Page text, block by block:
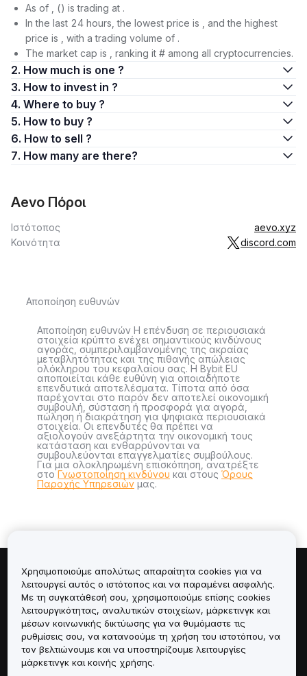
As of , () is trading at .
In the last 24 hours, the lowest price is , and the highest
price is , with a trading volume of .
The market cap is , ranking it # among all cryptocurrencies.
2. How much is one ?
3. How to invest in ?
4. Where to buy ?
5. How to buy ?
6. How to sell ?
7. How many are there?
Aevo Πόροι
Ιστότοπος
aevo.xyz
Κοινότητα
discord.com
Αποποίηση ευθυνών
Αποποίηση ευθυνών Η επένδυση σε περιουσιακά
στοιχεία κρύπτο ενέχει σημαντικούς κινδύνους
αγοράς, συμπεριλαμβανομένης της ακραίας
μεταβλητότητας και της πιθανής απώλειας
ολόκληρου του κεφαλαίου σας. Η Bybit EU
αποποιείται κάθε ευθύνη για οποιαδήποτε
επενδυτικά αποτελέσματα. Τίποτα από όσα
παρέχονται στο παρόν δεν αποτελεί οικονομική
συμβουλή, σύσταση ή προσφορά για αγορά,
πώληση ή διακράτηση για ψηφιακά περιουσιακά
στοιχεία. Οι επενδυτές θα πρέπει να
αξιολογούν ανεξάρτητα την οικονομική τους
κατάσταση και ενθαρρύνονται να
συμβουλεύονται επαγγελματίες συμβούλους.
Για μια ολοκληρωμένη επισκόπηση, ανατρέξτε
στοΓνωστοποίηση κινδύνου και στους Όρους
Παροχής Υπηρεσιών μας.
Πληροφορίες για
Υπηρεσίες
Υποστήριξη
Χρησιμοποιούμε απολύτως απαραίτητα cookies για να
λειτουργεί αυτός ο ιστότοπος και να παραμένει ασφαλής.
Με τη συγκατάθεσή σου, χρησιμοποιούμε επίσης cookies
λειτουργικότητας, αναλυτικών στοιχείων, μάρκετινγκ και
μέσων κοινωνικής δικτύωσης για να θυμόμαστε τις
ρυθμίσεις σου, να κατανοούμε τη χρήση του ιστοτόπου, να
τον βελτιώνουμε και να υποστηρίζουμε λειτουργίες
μάρκετινγκ και κοινής χρήσης.